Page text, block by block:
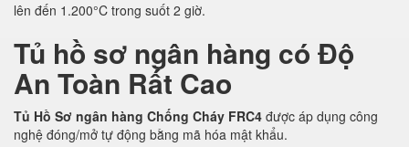
lên đến 1.200°C trong suốt 2 giờ.
Tủ hồ sơ ngân hàng có Độ
An Toàn Rất Cao
Tủ Hồ Sơ ngân hàng Chống Cháy FRC4 được áp dụng công
nghệ đóng/mở tự động bằng mã hóa mật khẩu.